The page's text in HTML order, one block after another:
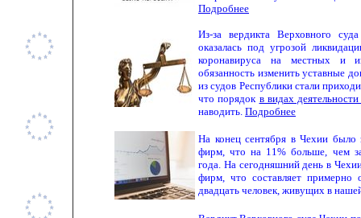
Подробнее
Из-за вердикта Верховного
оказалась под угрозой
коронавируса на местных и
обязанность изменить уставные
из судов Республики стали
что порядок в видах
наводить. Подробнее
На конец сентября в Чехии было
фирм, что на 11% больше, чем
года. На сегодняшний день в
фирм, что составляет
двадцать человек, живущих в